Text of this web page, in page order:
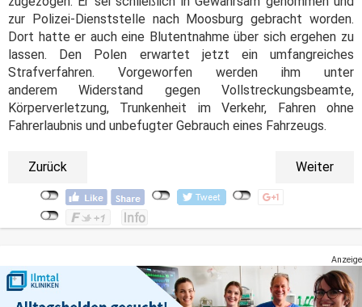
zur Polizei-Dienststelle nach Moosburg gebracht worden.
Dort hatte er auch eine Blutentnahme über sich ergehen zu
lassen. Den Polen erwartet jetzt ein umfangreiches
Strafverfahren. Vorgeworfen werden ihm unter
anderem Widerstand gegen Vollstreckungsbeamte,
Körperverletzung, Trunkenheit im Verkehr, Fahren ohne
Fahrerlaubnis und unbefugter Gebrauch eines Fahrzeugs.
Zurück Weiter
Anzeige